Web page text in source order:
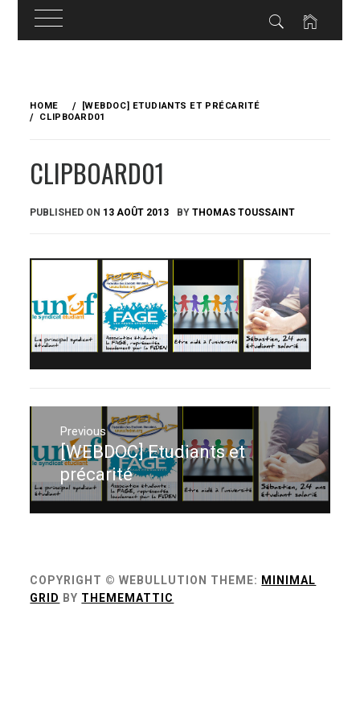
content
HOME
[WEBDOC] ETUDIANTS ET PRÉCARITÉ
CLIPBOARD01
CLIPBOARD01
PUBLISHED ON 13 AOÛT 2013 BYTHOMAS TOUSSAINT
Navigation
de
l’article
Previous
Previous
post:
[WEBDOC] Etudiants et
précarité
COPYRIGHT © WEBULLUTION THEME: MINIMAL
GRID BY THEMEMATTIC